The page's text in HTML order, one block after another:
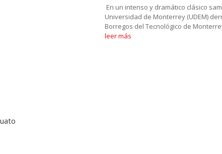
En un intenso y dramático clásico
Universidad de Monterrey (UDEM)
Borregos del Tecnológico de
leer más